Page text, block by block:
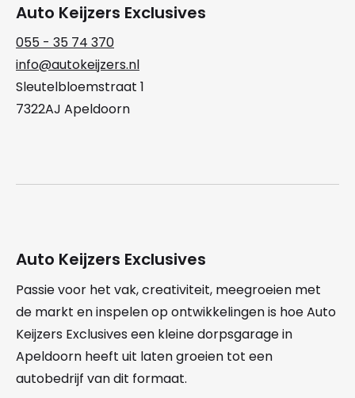
Auto Keijzers Exclusives
055 - 35 74 370
info@autokeijzers.nl
Sleutelbloemstraat 1
7322AJ Apeldoorn
Auto Keijzers Exclusives
Passie voor het vak, creativiteit, meegroeien met
de markt en inspelen op ontwikkelingen is hoe Auto
Keijzers Exclusives een kleine dorpsgarage in
Apeldoorn heeft uit laten groeien tot een
autobedrijf van dit formaat.